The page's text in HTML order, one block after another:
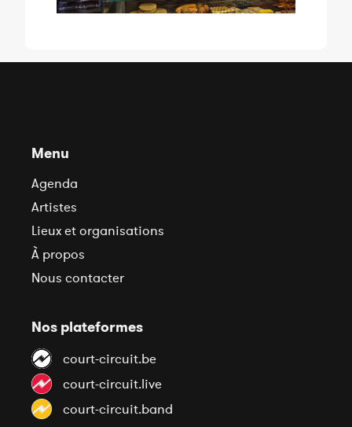
Menu
Agenda
Artistes
Lieux et organisations
À propos
Nous contacter
Nos plateformes
court-circuit.be
court-circuit.live
court-circuit.band